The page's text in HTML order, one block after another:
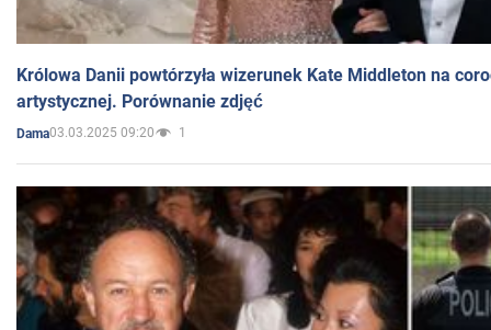
Królowa Danii powtórzyła wizerunek Kate Middleton na
artystycznej. Porównanie zdjęć
Dama03.03.2025 09:20 1